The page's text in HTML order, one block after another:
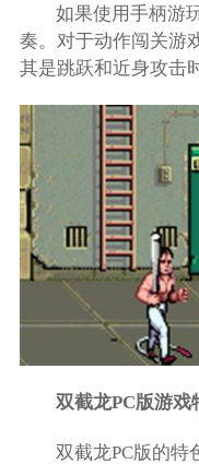
如果使用手柄游
奏。对于动作闯关游
其是跳跃和近身攻击
双截龙PC版游戏
双截龙PC版的特